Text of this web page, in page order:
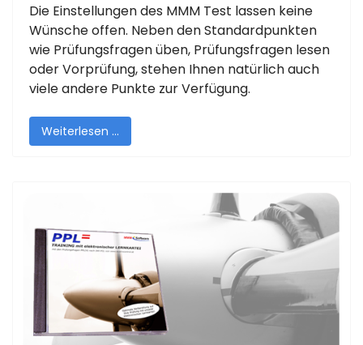
Die Einstellungen des MMM Test lassen keine
Wünsche offen. Neben den Standardpunkten
wie Prüfungsfragen üben, Prüfungsfragen lesen
oder Vorprüfung, stehen Ihnen natürlich auch
viele andere Punkte zur Verfügung.
Weiterlesen …